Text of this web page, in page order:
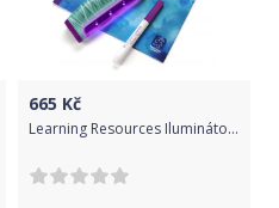
vytvoří vaši vlastní
uspokojení a bude se na
665 Kč
Learning Resources Iluminátor - ultrafialové světlo